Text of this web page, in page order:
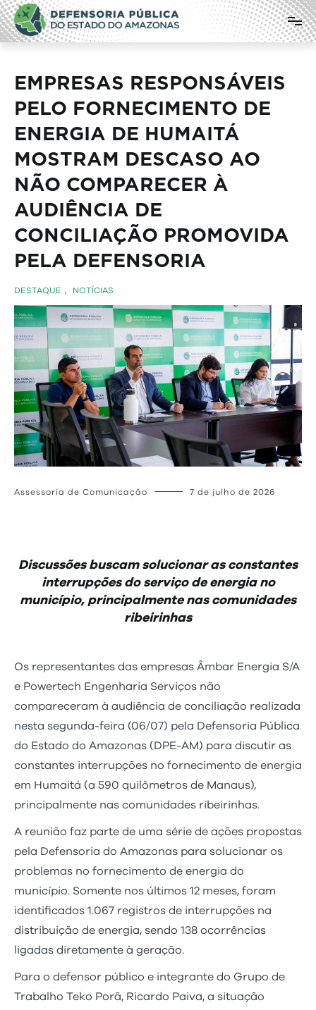
Pular
para
o
conteúdo
Defensoria Pública do Estado do
Amazonas
EMPRESAS RESPONSÁVEIS
PELO FORNECIMENTO DE
ENERGIA DE HUMAITÁ
MOSTRAM DESCASO AO
NÃO COMPARECER À
AUDIÊNCIA DE
CONCILIAÇÃO PROMOVIDA
PELA DEFENSORIA
DESTAQUE , NOTÍCIAS
Assessoria de Comunicação 7 de julho de 2026
Discussões buscam solucionar as constantes
interrupções do serviço de energia no
município, principalmente nas comunidades
ribeirinhas
Os representantes das empresas Âmbar Energia S/A
e Powertech Engenharia Serviços não
compareceram à audiência de conciliação realizada
nesta segunda-feira (06/07) pela Defensoria Pública
do Estado do Amazonas (DPE-AM) para discutir as
constantes interrupções no fornecimento de energia
em Humaitá (a 590 quilômetros de Manaus),
principalmente nas comunidades ribeirinhas.
A reunião faz parte de uma série de ações propostas
pela Defensoria do Amazonas para solucionar os
problemas no fornecimento de energia do
município. Somente nos últimos 12 meses, foram
identificados 1.067 registros de interrupções na
distribuição de energia, sendo 138 ocorrências
ligadas diretamente à geração.
Para o defensor público e integrante do Grupo de
Trabalho Teko Porã, Ricardo Paiva, a situação